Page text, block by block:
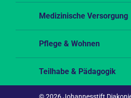
Medizinische Versorgung
Pflege & Wohnen
Teilhabe & Pädagogik